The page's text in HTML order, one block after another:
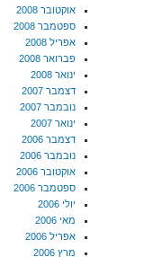
אוקטובר 2008
ספטמבר 2008
אפריל 2008
פברואר 2008
ינואר 2008
דצמבר 2007
נובמבר 2007
ינואר 2007
דצמבר 2006
נובמבר 2006
אוקטובר 2006
ספטמבר 2006
יולי 2006
מאי 2006
אפריל 2006
מרץ 2006